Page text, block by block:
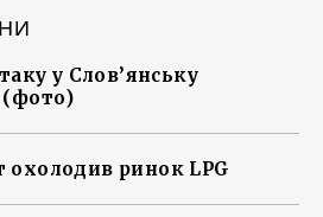
у Слов’янську
(фото)
ринок LPG